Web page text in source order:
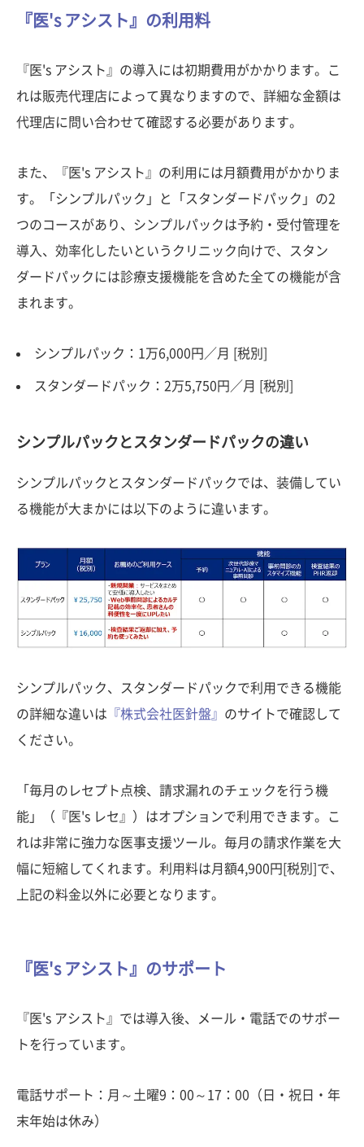
『医's アシスト』の利用料
『医's アシスト』の導入には初期費用がかかります。こ
れは販売代理店によって異なりますので、詳細な金額は
代理店に問い合わせて確認する必要があります。
また、『医's アシスト』の利用には月額費用がかかりま
す。「シンプルパック」と「スタンダードパック」の2
つのコースがあり、シンプルパックは予約・受付管理を
導入、効率化したいというクリニック向けで、スタン
ダードパックには診療支援機能を含めた全ての機能が含
まれます。
シンプルパック：1万6,000円／月 [税別]
スタンダードパック：2万5,750円／月 [税別]
シンプルパックとスタンダードパックの違い
シンプルパックとスタンダードパックでは、装備してい
る機能が大まかには以下のように違います。
シンプルパック、スタンダードパックで利用できる機能
の詳細な違いは 『株式会社医針盤』 のサイトで確認して
ください。
「毎月のレセプト点検、請求漏れのチェックを行う機
能」（『医's レセ』）はオプションで利用できます。こ
れは非常に強力な医事支援ツール。毎月の請求作業を大
幅に短縮してくれます。利用料は月額4,900円[税別]で、
上記の料金以外に必要となります。
『医's アシスト』のサポート
『医's アシスト』では導入後、メール・電話でのサポー
トを行っています。
電話サポート：月～土曜9：00～17：00（日・祝日・年
末年始は休み）